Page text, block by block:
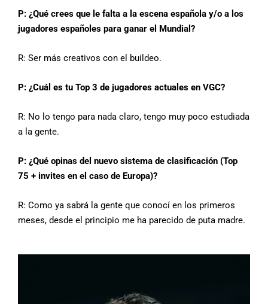
P: ¿Qué crees que le falta a la escena española y/o a los
jugadores españoles para ganar el Mundial?
R: Ser más creativos con el buildeo.
P: ¿Cuál es tu Top 3 de jugadores actuales en VGC?
R: No lo tengo para nada claro, tengo muy poco estudiada
a la gente.
P: ¿Qué opinas del nuevo sistema de clasificación (Top
75 + invites en el caso de Europa)?
R: Como ya sabrá la gente que conocí en los primeros
meses, desde el principio me ha parecido de puta madre.